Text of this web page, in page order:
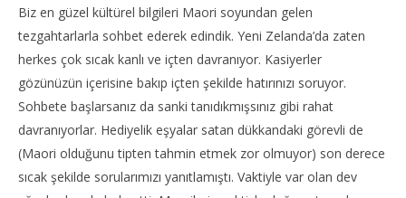
Biz en güzel kültürel bilgileri Maori soyundan gelen
tezgahtarlarla sohbet ederek edindik. Yeni Zelanda’da zaten
herkes çok sıcak kanlı ve içten davranıyor. Kasiyerler
gözünüzün içerisine bakıp içten şekilde hatırınızı soruyor.
Sohbete başlarsanız da sanki tanıdıkmışsınız gibi rahat
davranıyorlar. Hediyelik eşyalar satan dükkandaki görevli de
(Maori olduğunu tipten tahmin etmek zor olmuyor) son derece
sıcak şekilde sorularımızı yanıtlamıştı. Vaktiyle var olan dev